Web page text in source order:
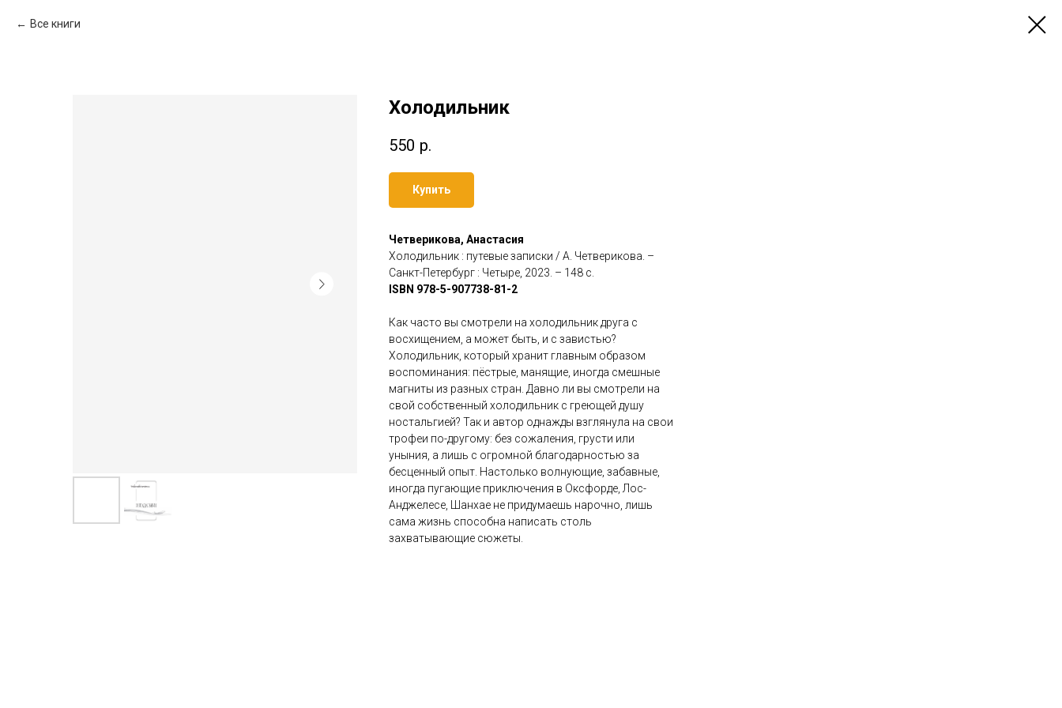
Все книги
Холодильник
550 р.
Купить
Четверикова, Анастасия
Холодильник : путевые записки / А. Четверикова. –
Санкт-Петербург : Четыре, 2023. – 148 с.
ISBN 978-5-907738-81-2
Как часто вы смотрели на холодильник друга с
восхищением, а может быть, и с завистью?
Холодильник, который хранит главным образом
воспоминания: пёстрые, манящие, иногда смешные
магниты из разных стран. Давно ли вы смотрели на
свой собственный холодильник с греющей душу
ностальгией? Так и автор однажды взглянула на свои
трофеи по-другому: без сожаления, грусти или
уныния, а лишь с огромной благодарностью за
бесценный опыт. Настолько волнующие, забавные,
иногда пугающие приключения в Оксфорде, Лос-
Анджелесе, Шанхае не придумаешь нарочно, лишь
сама жизнь способна написать столь
захватывающие сюжеты.